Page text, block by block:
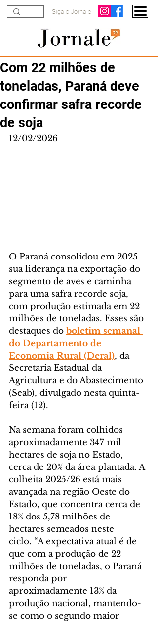
Siga o Jornale
Com 22 milhões de
toneladas, Paraná deve
confirmar safra recorde
de soja
12/02/2026
O Paraná consolidou em 2025
sua liderança na exportação do
segmento de aves e caminha
para uma safra recorde soja,
com produção estimada em 22
milhões de toneladas. Esses são
destaques do boletim semanal
do Departamento de
Economia Rural (Deral), da
Secretaria Estadual da
Agricultura e do Abastecimento
(Seab), divulgado nesta quinta-
feira (12).
Na semana foram colhidos
aproximadamente 347 mil
hectares de soja no Estado,
cerca de 20% da área plantada. A
colheita 2025/26 está mais
avançada na região Oeste do
Estado, que concentra cerca de
18% dos 5,78 milhões de
hectares semeados neste
ciclo. “A expectativa atual é de
que com a produção de 22
milhões de toneladas, o Paraná
responda por
aproximadamente 13% da
produção nacional, mantendo-
se como o segundo maior